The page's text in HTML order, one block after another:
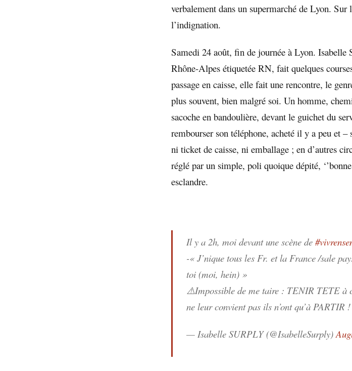
verbalement dans un supermarché de Lyon. Sur
l’indignation.
Samedi 24 août, fin de journée à Lyon.
Rhône-Alpes étiquetée RN, fait quelques
passage en caisse, elle fait une rencontre, le
plus souvent, bien malgré soi. Un homme,
sacoche en bandoulière, devant le guichet du
rembourser son téléphone, acheté il y a peu et
ni ticket de caisse, ni emballage ; en d’autres
réglé par un simple, poli quoique dépité,
esclandre.
Il y a 2h, moi devant une scène de
-« J’nique tous les Fr. et la France /sale
toi (moi, hein) »
⚠️Impossible de me taire : TENIR TETE
ne leur convient pas ils n’ont qu’à
— Isabelle SURPLY (@IsabelleSurply)